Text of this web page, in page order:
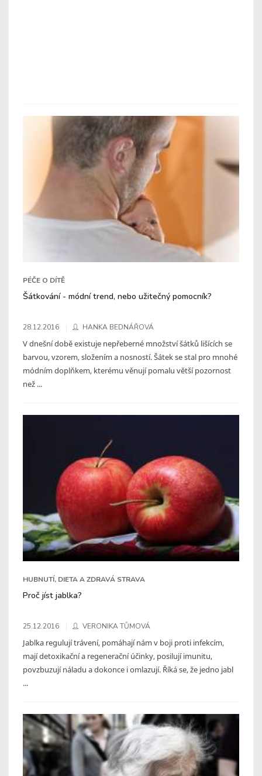
PÉČE O DÍTĚ
Šátkování - módní trend, nebo užitečný pomocník?
28.12.2016 HANKA BEDNÁŘOVÁ
V dnešní době existuje nepřeberné množství šátků lišících se
barvou, vzorem, složením a nosností. Šátek se stal pro mnohé
módním doplňkem, kterému věnují pomalu větší pozornost
než ...
HUBNUTÍ, DIETA A ZDRAVÁ STRAVA
Proč jíst jablka?
25.12.2016 VERONIKA TŮMOVÁ
Jablka regulují trávení, pomáhají nám v boji proti infekcím,
mají detoxikační a regenerační účinky, posilují imunitu,
povzbuzují náladu a dokonce i omlazují. Říká se, že jedno jabl
...